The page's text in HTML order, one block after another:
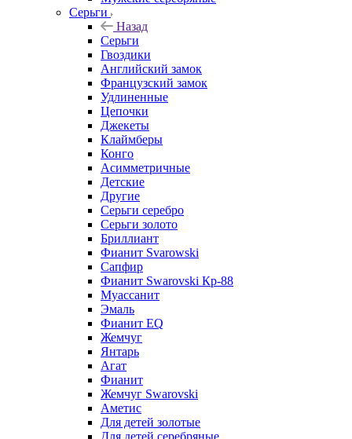
Серьги
Назад
Серьги
Гвоздики
Английский замок
Французский замок
Удлиненные
Цепочки
Джекеты
Клаймберы
Конго
Асимметричные
Детские
Другие
Серьги серебро
Серьги золото
Бриллиант
Фианит Svarowski
Сапфир
Фианит Swarovski Кр-88
Муассанит
Эмаль
Фианит EQ
Жемчуг
Янтарь
Агат
Фианит
Жемчуг Swarovski
Аметис
Для детей золотые
Для детей серебряные